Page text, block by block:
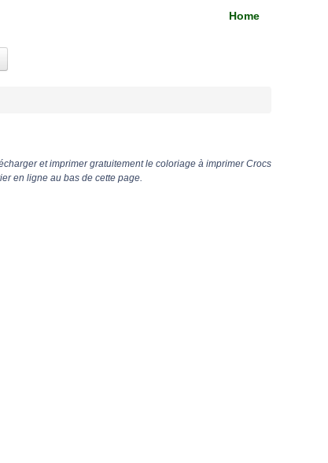
Home
et imprimer gratuitement le coloriage à imprimer Crocs
en ligne au bas de cette page.